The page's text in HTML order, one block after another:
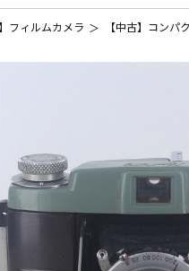
】フィルムカメラ 【中古】コンパ